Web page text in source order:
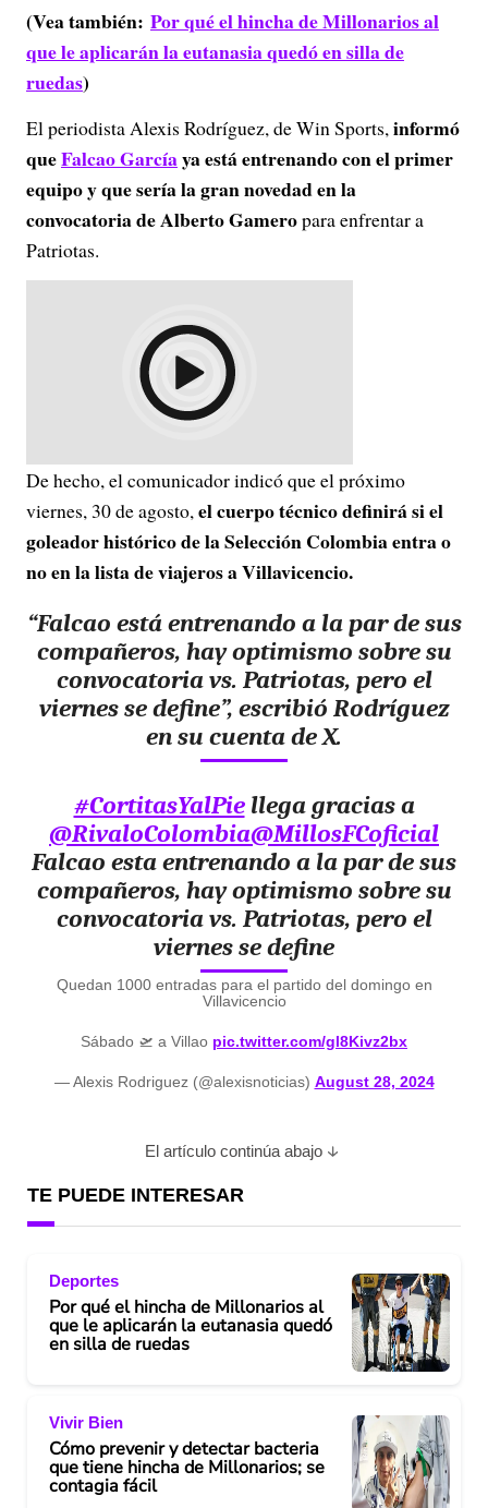
(Vea también: Por qué el hincha de Millonarios al
que le aplicarán la eutanasia quedó en silla de
ruedas)
El periodista Alexis Rodríguez, de Win Sports,informó
queFalcao Garcíaya está entrenando con el primer
equipo y que sería la gran novedad en la
convocatoria de Alberto Gameropara enfrentar a
Patriotas.
De hecho, el comunicador indicó que el próximo
viernes, 30 de agosto,el cuerpo técnico definirá si el
goleador histórico de la Selección Colombia entra o
no en la lista de viajeros a Villavicencio.
“Falcao está entrenando a la par de sus
compañeros, hay optimismo sobre su
convocatoria vs. Patriotas, pero el
viernes se define”, escribió Rodríguez
en su cuenta de X.
#CortitasYalPiellega gracias a
@RivaloColombia@MillosFCoficial
Falcao esta entrenando a la par de sus
compañeros, hay optimismo sobre su
convocatoria vs. Patriotas, pero el
viernes se define
Quedan 1000 entradas para el partido del domingo en
Villavicencio
Sábado 🛫 a Villao pic.twitter.com/gl8Kivz2bx
— Alexis Rodriguez (@alexisnoticias) August 28, 2024
El artículo continúa abajo
TE PUEDE INTERESAR
Deportes
Por qué el hincha de Millonarios al
que le aplicarán la eutanasia quedó
en silla de ruedas
Vivir Bien
Cómo prevenir y detectar bacteria
que tiene hincha de Millonarios; se
contagia fácil